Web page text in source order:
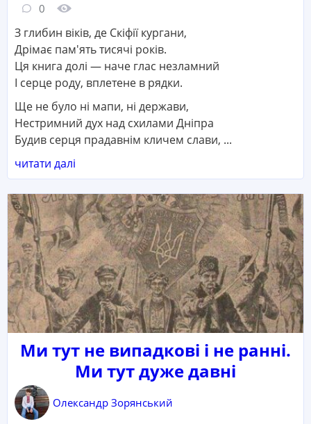
Кількість коментарів:
0 Кількість переглядів:
З глибин віків, де Скіфії кургани,
Дрімає пам'ять тисячі років.
Ця книга долі — наче глас незламний
І серце роду, вплетене в рядки.
Ще не було ні мапи, ні держави,
Нестримний дух над схилами Дніпра
Будив серця прадавнім кличем слави, ...
читати далі
Ми тут не випадкові і не ранні.
Ми тут дуже давні
Олександр Зорянський